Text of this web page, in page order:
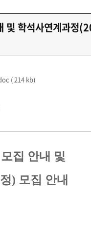
학석사연계과정
( 214 kb)
집 안내 및
) 모집 안내